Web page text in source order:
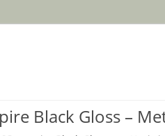
Black Gloss –